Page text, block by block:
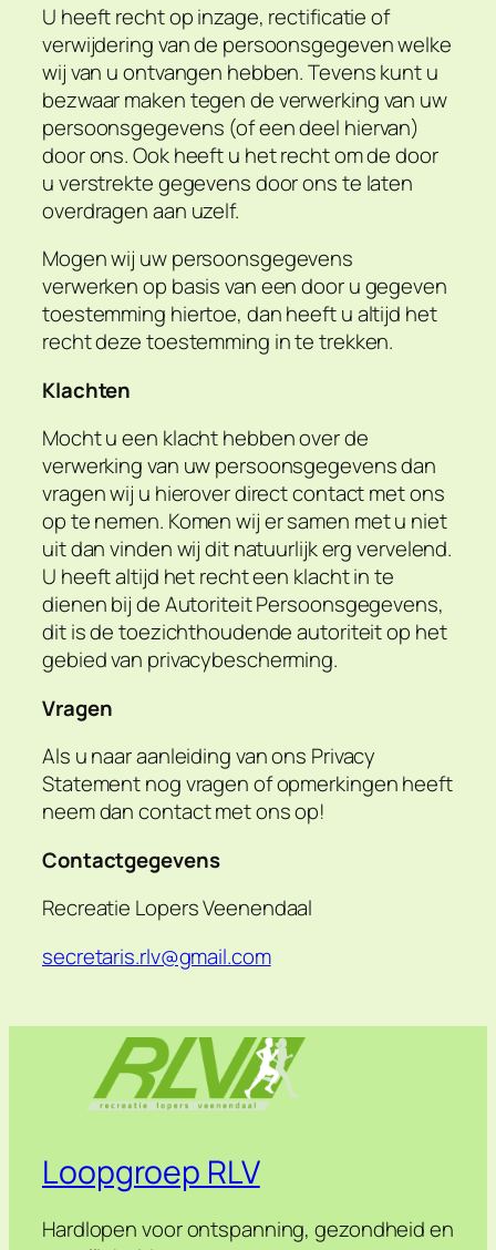
U heeft recht op inzage, rectificatie of
verwijdering van de persoonsgegeven welke
wij van u ontvangen hebben. Tevens kunt u
bezwaar maken tegen de verwerking van uw
persoonsgegevens (of een deel hiervan)
door ons. Ook heeft u het recht om de door
u verstrekte gegevens door ons te laten
overdragen aan uzelf.
Mogen wij uw persoonsgegevens
verwerken op basis van een door u gegeven
toestemming hiertoe, dan heeft u altijd het
recht deze toestemming in te trekken.
Klachten
Mocht u een klacht hebben over de
verwerking van uw persoonsgegevens dan
vragen wij u hierover direct contact met ons
op te nemen. Komen wij er samen met u niet
uit dan vinden wij dit natuurlijk erg vervelend.
U heeft altijd het recht een klacht in te
dienen bij de Autoriteit Persoonsgegevens,
dit is de toezichthoudende autoriteit op het
gebied van privacybescherming.
Vragen
Als u naar aanleiding van ons Privacy
Statement nog vragen of opmerkingen heeft
neem dan contact met ons op!
Contactgegevens
Recreatie Lopers Veenendaal
secretaris.rlv@gmail.com
Loopgroep RLV
Hardlopen voor ontspanning, gezondheid en